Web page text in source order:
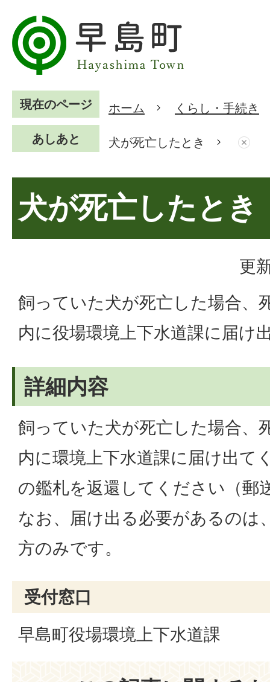
現在のページ ホーム くらし・手続き
あしあと 犬が死亡したとき
犬が死亡したとき
更
飼っていた犬が死亡した場合、
内に役場環境上下水道課に届け
詳細内容
飼っていた犬が死亡した場合、
内に環境上下水道課に届け出て
の鑑札を返還してください（郵
なお、届け出る必要があるのは
方のみです。
受付窓口
早島町役場環境上下水道課